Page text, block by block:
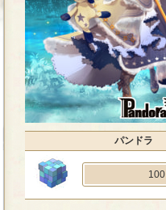
パンドラ
100